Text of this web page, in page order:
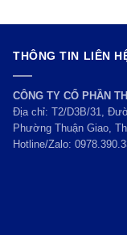
THÔNG TIN LIÊN
CÔNG TY CỔ PHẦN
Địa chỉ: T2/D3B/31,
Phường Thuận Giao,
Hotline/Zalo: